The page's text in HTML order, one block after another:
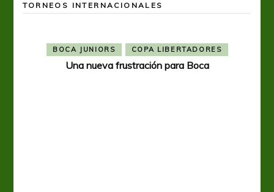
TORNEOS INTERNACIONALES
BOCA JUNIORS COPA LIBERTADORES
Una nueva frustración para Boca